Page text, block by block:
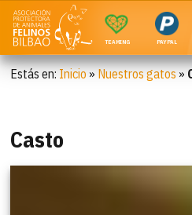
TEAMING PAYPAL
Estás en: Inicio » Nuestros gatos »
Casto